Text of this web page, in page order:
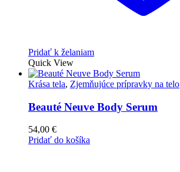
Pridať k želaniam
Quick View
Krása tela, Zjemňujúce prípravky na telo
Beauté Neuve Body Serum
54,00 €
Pridať do košíka